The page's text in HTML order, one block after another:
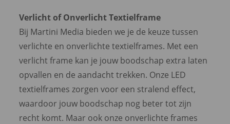
Verlicht of Onverlicht Textielframe
Bij Martini Media bieden we je de keuze tussen
verlichte en onverlichte textielframes. Met een
verlicht frame kan je jouw boodschap extra laten
opvallen en de aandacht trekken. Onze LED
textielframes zorgen voor een stralend effect,
waardoor jouw boodschap nog beter tot zijn
recht komt. Maar ook onze onverlichte frames